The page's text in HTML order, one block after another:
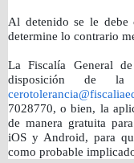
Al detenido se le debe
determine lo contrario
La Fiscalía General
disposición de la
7028770, o bien, la
de manera gratuita
iOS y Android, para
como probable